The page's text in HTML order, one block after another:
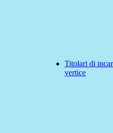
Titolari di
vertice